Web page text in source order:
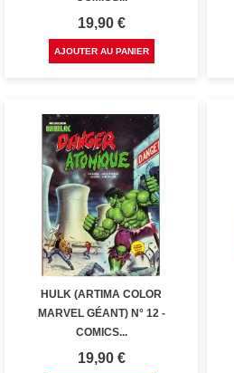
Prix
19,90 €
AJOUTER AU PANIER
HULK (ARTIMA COLOR
MARVEL GÉANT) N° 12 -
COMICS...
Prix
19,90 €